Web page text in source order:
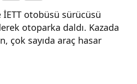
İETT otobüsü sürücüsü
otoparka daldı. Kazada
çok sayıda araç hasar